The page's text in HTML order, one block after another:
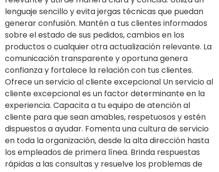
lenguaje sencillo y evita jergas técnicas que puedan
generar confusión. Mantén a tus clientes informados
sobre el estado de sus pedidos, cambios en los
productos o cualquier otra actualización relevante. La
comunicación transparente y oportuna genera
confianza y fortalece la relación con tus clientes.
Ofrece un servicio al cliente excepcional Un servicio al
cliente excepcional es un factor determinante en la
experiencia. Capacita a tu equipo de atención al
cliente para que sean amables, respetuosos y estén
dispuestos a ayudar. Fomenta una cultura de servicio
en toda la organización, desde la alta dirección hasta
los empleados de primera línea. Brinda respuestas
rápidas a las consultas y resuelve los problemas de